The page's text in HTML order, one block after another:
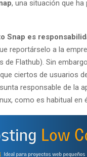
, una situación que
Snap es
reportárselo a la
de Flathub). Sin
ciertos de usuarios
responsable de la
como es habitual en